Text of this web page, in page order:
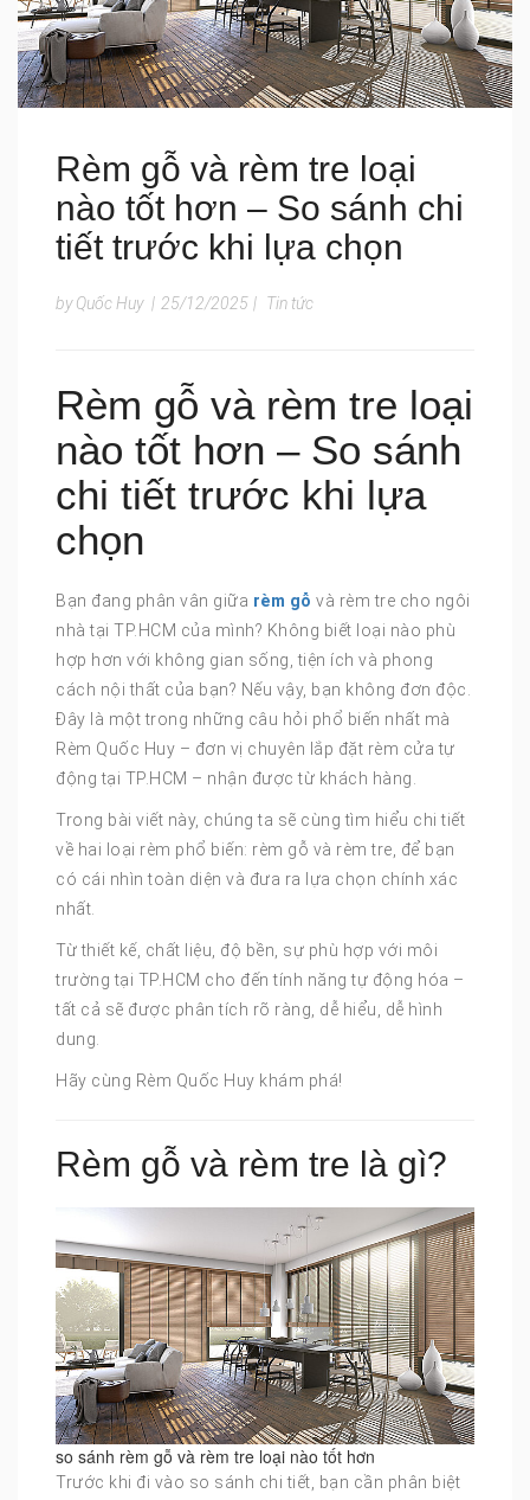
Rèm gỗ và rèm tre loại
nào tốt hơn – So sánh chi
tiết trước khi lựa chọn
by Quốc Huy | 25/12/2025 | Tin tức
Rèm gỗ và rèm tre loại
nào tốt hơn – So sánh
chi tiết trước khi lựa
chọn
Bạn đang phân vân giữa rèm gỗ và rèm tre cho ngôi
nhà tại TP.HCM của mình? Không biết loại nào phù
hợp hơn với không gian sống, tiện ích và phong
cách nội thất của bạn? Nếu vậy, bạn không đơn độc.
Đây là một trong những câu hỏi phổ biến nhất mà
Rèm Quốc Huy – đơn vị chuyên lắp đặt rèm cửa tự
động tại TP.HCM – nhận được từ khách hàng.
Trong bài viết này, chúng ta sẽ cùng tìm hiểu chi tiết
về hai loại rèm phổ biến: rèm gỗ và rèm tre, để bạn
có cái nhìn toàn diện và đưa ra lựa chọn chính xác
nhất.
Từ thiết kế, chất liệu, độ bền, sự phù hợp với môi
trường tại TP.HCM cho đến tính năng tự động hóa –
tất cả sẽ được phân tích rõ ràng, dễ hiểu, dễ hình
dung.
Hãy cùng Rèm Quốc Huy khám phá!
Rèm gỗ và rèm tre là gì?
so sánh rèm gỗ và rèm tre loại nào tốt hơn
Trước khi đi vào so sánh chi tiết, bạn cần phân biệt